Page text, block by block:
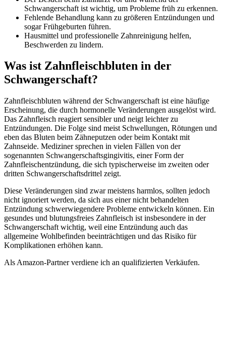
Schwangerschaft ist wichtig, um Probleme früh zu erkennen.
Fehlende Behandlung kann zu größeren Entzündungen und
sogar Frühgeburten führen.
Hausmittel und professionelle Zahnreinigung helfen,
Beschwerden zu lindern.
Was ist Zahnfleischbluten in der
Schwangerschaft?
Zahnfleischbluten während der Schwangerschaft ist eine häufige
Erscheinung, die durch hormonelle Veränderungen ausgelöst wird.
Das Zahnfleisch reagiert sensibler und neigt leichter zu
Entzündungen. Die Folge sind meist Schwellungen, Rötungen und
eben das Bluten beim Zähneputzen oder beim Kontakt mit
Zahnseide. Mediziner sprechen in vielen Fällen von der
sogenannten Schwangerschaftsgingivitis, einer Form der
Zahnfleischentzündung, die sich typischerweise im zweiten oder
dritten Schwangerschaftsdrittel zeigt.
Diese Veränderungen sind zwar meistens harmlos, sollten jedoch
nicht ignoriert werden, da sich aus einer nicht behandelten
Entzündung schwerwiegendere Probleme entwickeln können. Ein
gesundes und blutungsfreies Zahnfleisch ist insbesondere in der
Schwangerschaft wichtig, weil eine Entzündung auch das
allgemeine Wohlbefinden beeinträchtigen und das Risiko für
Komplikationen erhöhen kann.
Als Amazon-Partner verdiene ich an qualifizierten Verkäufen.